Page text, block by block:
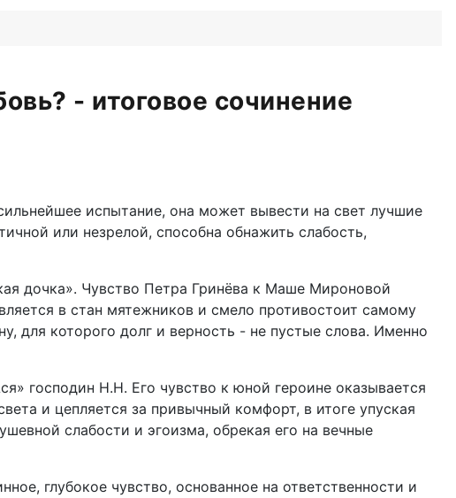
- итоговое сочинение
испытание, она может вывести на свет лучшие
или незрелой, способна обнажить слабость,
дочка». Чувство Петра Гринёва к Маше Мироновой
в стан мятежников и смело противостоит самому
для которого долг и верность - не пустые слова. Именно
господин Н.Н. Его чувство к юной героине оказывается
и цепляется за привычный комфорт, в итоге упуская
слабости и эгоизма, обрекая его на вечные
глубокое чувство, основанное на ответственности и